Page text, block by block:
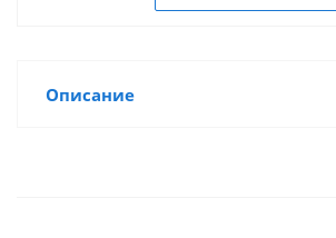
Описание